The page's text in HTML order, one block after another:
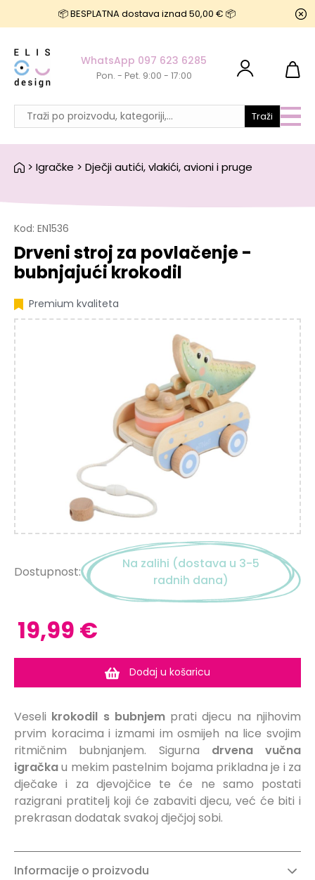
📦 BESPLATNA dostava iznad 50,00 € 📦
Traži
WhatsApp 097 623 6285
Pon. - Pet. 9:00 - 17:00
> Igračke > Dječji autići, vlakići, avioni i pruge
Kod: EN1536
Drveni stroj za povlačenje -
bubnjajući krokodil
Premium kvaliteta
Dostupnost:
Na zalihi (dostava u 3-5
radnih dana)
19,99 €
Dodaj u košaricu
Veseli krokodil s bubnjemprati djecu na njihovim
prvim koracima i izmami im osmijeh na lice svojim
ritmičnim bubnjanjem. Sigurna drvena vučna
igračkau mekim pastelnim bojama prikladna je i za
dječake i za djevojčice te će ne samo postati
razigrani pratitelj koji će zabaviti djecu, već će biti i
prekrasan dodatak svakoj dječjoj sobi.
Informacije o proizvodu